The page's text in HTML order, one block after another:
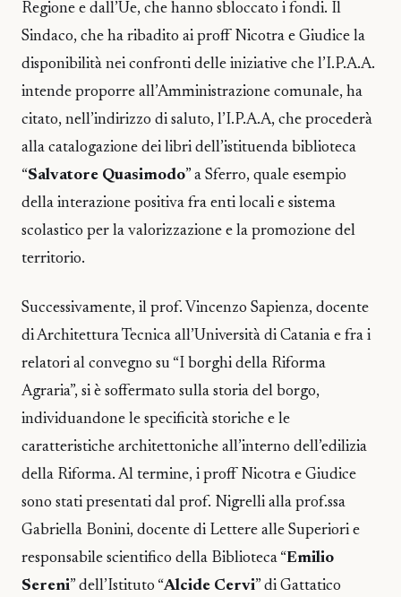
Regione e dall’Ue, che hanno sbloccato i fondi. Il
Sindaco, che ha ribadito ai proff Nicotra e Giudice la
disponibilità nei confronti delle iniziative che l’I.P.A.A.
intende proporre all’Amministrazione comunale, ha
citato, nell’indirizzo di saluto, l’I.P.A.A, che procederà
alla catalogazione dei libri dell’istituenda biblioteca
“Salvatore Quasimodo” a Sferro, quale esempio
della interazione positiva fra enti locali e sistema
scolastico per la valorizzazione e la promozione del
territorio.
Successivamente, il prof. Vincenzo Sapienza, docente
di Architettura Tecnica all’Università di Catania e fra i
relatori al convegno su “I borghi della Riforma
Agraria”, si è soffermato sulla storia del borgo,
individuandone le specificità storiche e le
caratteristiche architettoniche all’interno dell’edilizia
della Riforma. Al termine, i proff Nicotra e Giudice
sono stati presentati dal prof. Nigrelli alla prof.ssa
Gabriella Bonini, docente di Lettere alle Superiori e
responsabile scientifico della Biblioteca “Emilio
Sereni” dell’Istituto “Alcide Cervi” di Gattatico